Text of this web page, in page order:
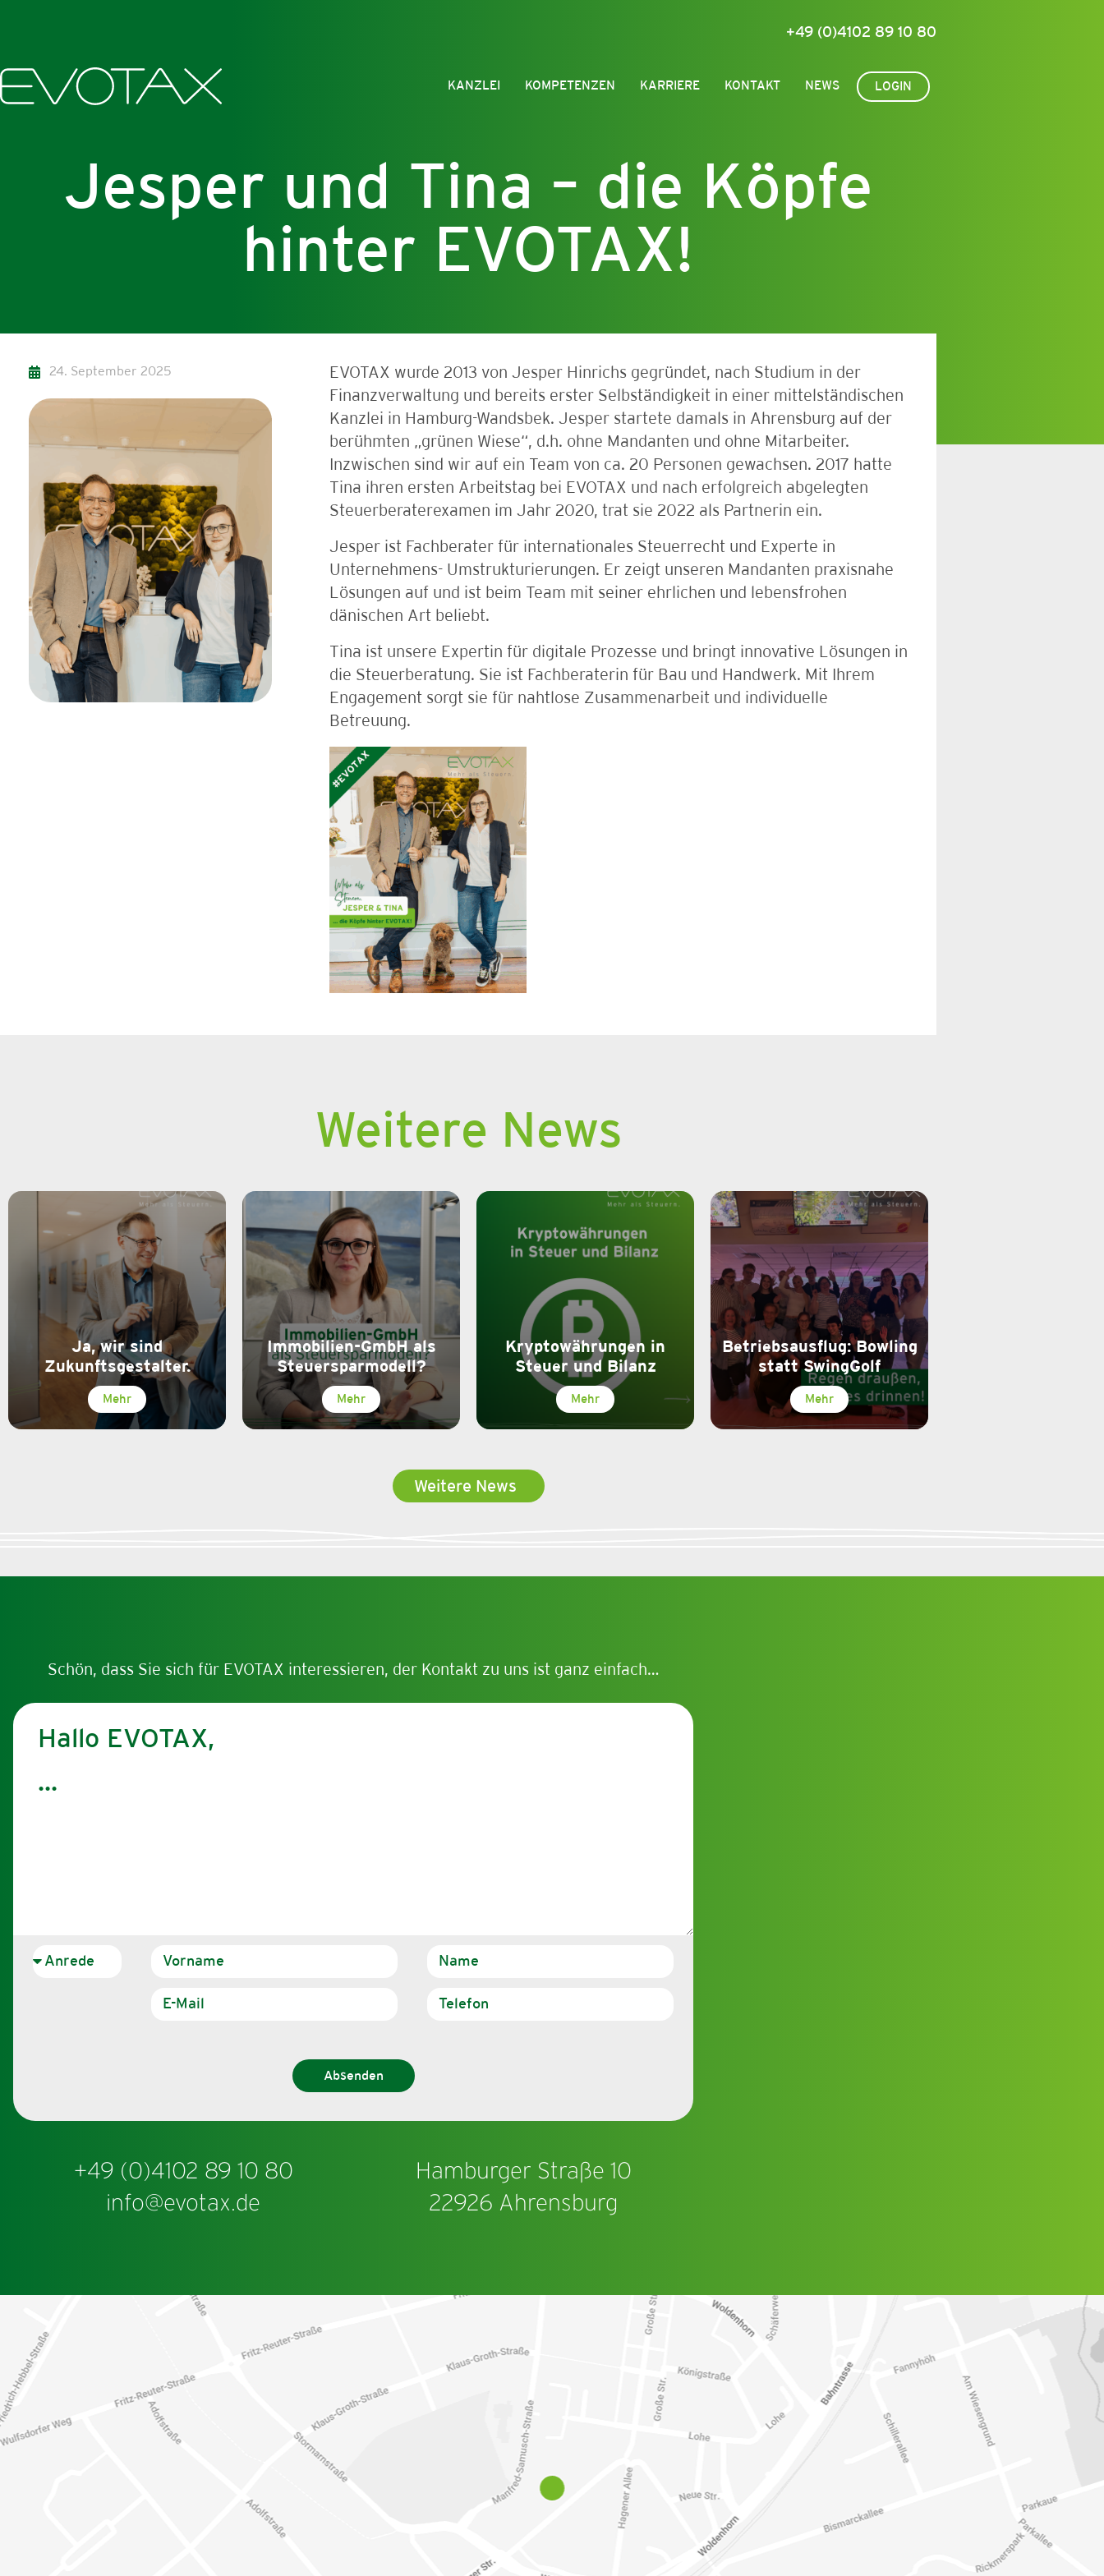
+49 (0)4102 89 10 80
KANZLEI KOMPETENZEN KARRIERE KONTAKT NEWS LOGIN
Jesper und Tina – die Köpfe
hinter EVOTAX!
24. September 2025
EVOTAX wurde 2013 von Jesper Hinrichs gegründet, nach Studium in der
Finanzverwaltung und bereits erster Selbständigkeit in einer mittelständischen
Kanzlei in Hamburg-Wandsbek. Jesper startete damals in Ahrensburg auf der
berühmten „grünen Wiese“, d.h. ohne Mandanten und ohne Mitarbeiter.
Inzwischen sind wir auf ein Team von ca. 20 Personen gewachsen. 2017 hatte
Tina ihren ersten Arbeitstag bei EVOTAX und nach erfolgreich abgelegten
Steuerberaterexamen im Jahr 2020, trat sie 2022 als Partnerin ein.
Jesper ist Fachberater für internationales Steuerrecht und Experte in
Unternehmens- Umstrukturierungen. Er zeigt unseren Mandanten praxisnahe
Lösungen auf und ist beim Team mit seiner ehrlichen und lebensfrohen
dänischen Art beliebt.
Tina ist unsere Expertin für digitale Prozesse und bringt innovative Lösungen in
die Steuerberatung. Sie ist Fachberaterin für Bau und Handwerk. Mit Ihrem
Engagement sorgt sie für nahtlose Zusammenarbeit und individuelle
Betreuung.
Weitere News
Ja, wir sind
Zukunftsgestalter.
Mehr
Immobilien-GmbH als
Steuersparmodell?
Mehr
Kryptowährungen in
Steuer und Bilanz
Mehr
Betriebsausflug: Bowling
statt SwingGolf
Mehr
Weitere News
Schön, dass Sie sich für EVOTAX interessieren, der Kontakt zu uns ist ganz einfach…
Hallo EVOTAX,
Absenden
+49 (0)4102 89 10 80
info@evotax.de
Hamburger Straße 10
22926 Ahrensburg